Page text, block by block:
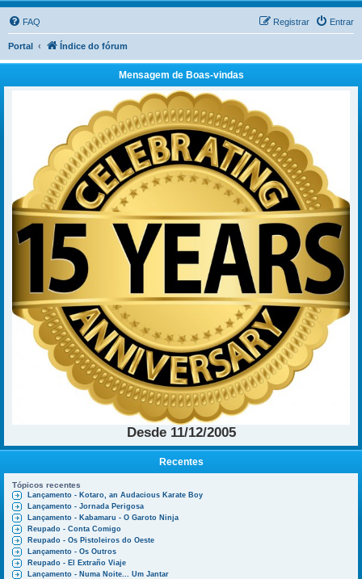
FAQ Entrar
Registrar
Portal Índice do fórum
Mensagem de Boas-vindas
Desde 11/12/2005
Recentes
Tópicos recentes
Lançamento - Kotaro, an Audacious Karate Boy
Lançamento - Jornada Perigosa
Lançamento - Kabamaru - O Garoto Ninja
Reupado - Conta Comigo
Reupado - Os Pistoleiros do Oeste
Lançamento - Os Outros
Reupado - El Extraño Viaje
Lançamento - Numa Noite... Um Jantar